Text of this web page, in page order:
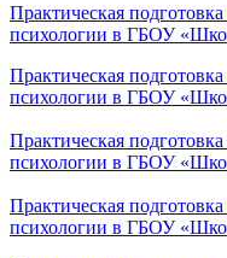
Практическая
психологии в ГБОУ
Практическая
психологии в ГБОУ
Практическая
психологии в ГБОУ
Практическая
психологии в ГБОУ